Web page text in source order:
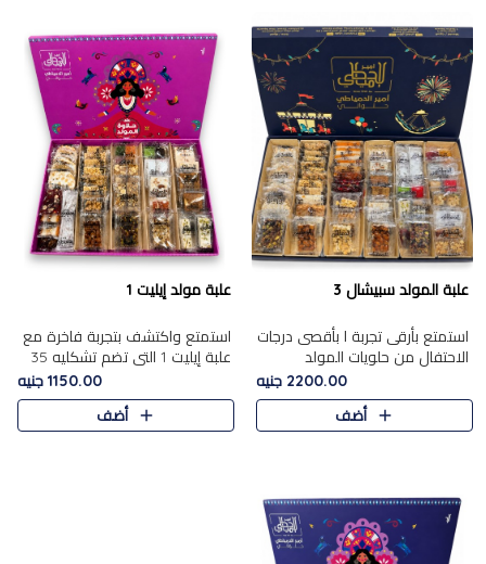
علبة المولد سبيشال 3
استمتع بأرقى تجربة ا بأقصى درجات
الاحتفال من حلويات المولد
المصريه الأصيلة مع هذه الفخامة
مع علبة سبيشال 3 التي تضم 56
قطعة من تشكيلة استثن..
2200.00 جنيه
أضف
علبة مولد إيليت 1
استمتع واكتشف بتجربة فاخرة مع
علبة إيليت 1 التي تضم تشكليه 35
قطعة من أرقى حلويات المولد
المصري الأصيلة ,معروضة بشكل
جميل في علبة أنيقة ، في..
1150.00 جنيه
أضف